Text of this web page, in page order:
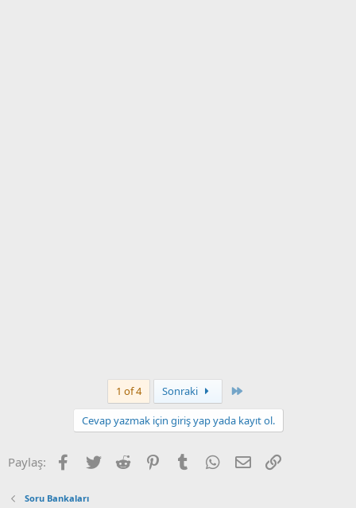
1 of 4 Sonraki
Cevap yazmak için giriş yap yada kayıt ol.
Paylaş: Facebook
Twitter Reddit PinterestTumblr WhatsApp
E-posta
Soru Bankaları